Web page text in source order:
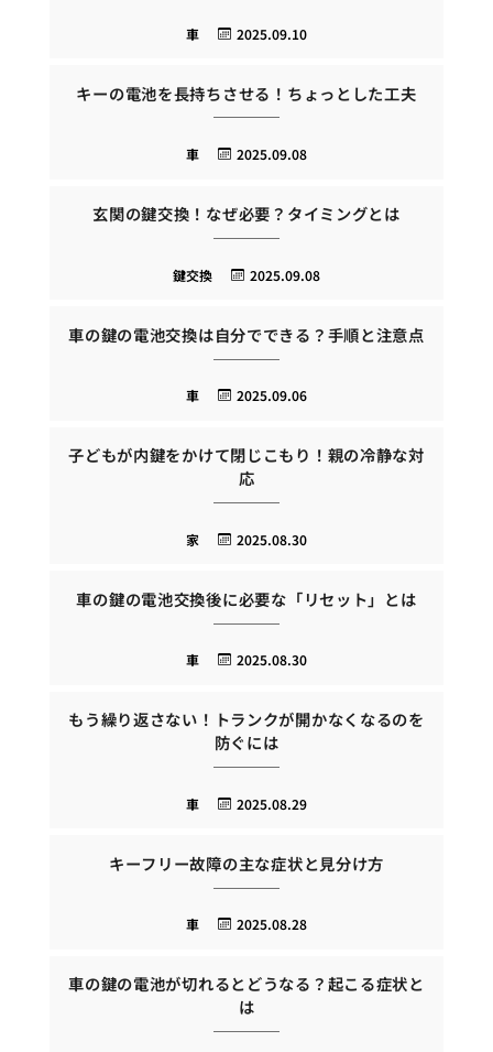
2025.09.10
車
キーの電池を長持ちさせる！ちょっとした工夫
2025.09.08
車
玄関の鍵交換！なぜ必要？タイミングとは
2025.09.08
鍵交換
車の鍵の電池交換は自分でできる？手順と注意点
2025.09.06
車
子どもが内鍵をかけて閉じこもり！親の冷静な対
応
2025.08.30
家
車の鍵の電池交換後に必要な「リセット」とは
2025.08.30
車
もう繰り返さない！トランクが開かなくなるのを
防ぐには
2025.08.29
車
キーフリー故障の主な症状と見分け方
2025.08.28
車
車の鍵の電池が切れるとどうなる？起こる症状と
は